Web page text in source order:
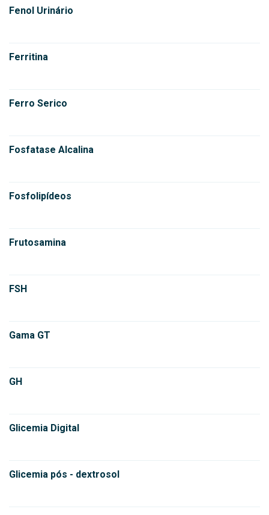
Fenol Urinário
Ferritina
Ferro Serico
Fosfatase Alcalina
Fosfolipídeos
Frutosamina
FSH
Gama GT
GH
Glicemia Digital
Glicemia pós - dextrosol